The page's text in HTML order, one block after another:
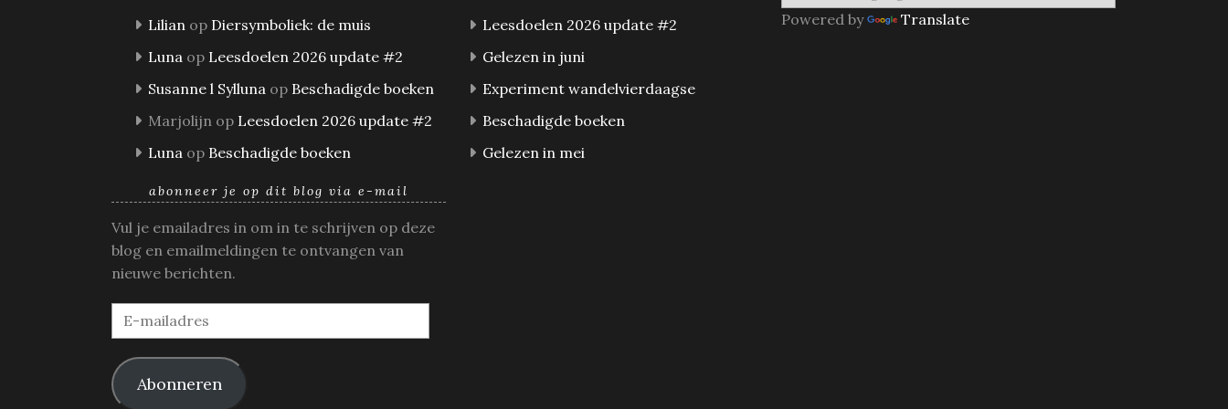
Lilian op Diersymboliek: de muis
Luna op Leesdoelen 2026 update #2
Susanne l Sylluna op Beschadigde boeken
Marjolijn op Leesdoelen 2026 update #2
Luna op Beschadigde boeken
Leesdoelen 2026 update #2
Gelezen in juni
Experiment wandelvierdaagse
Beschadigde boeken
Gelezen in mei
Powered by Translate
abonneer je op dit blog via e-mail
Vul je emailadres in om in te schrijven op deze
blog en emailmeldingen te ontvangen van
nieuwe berichten.
E-
mailadres
Abonneren